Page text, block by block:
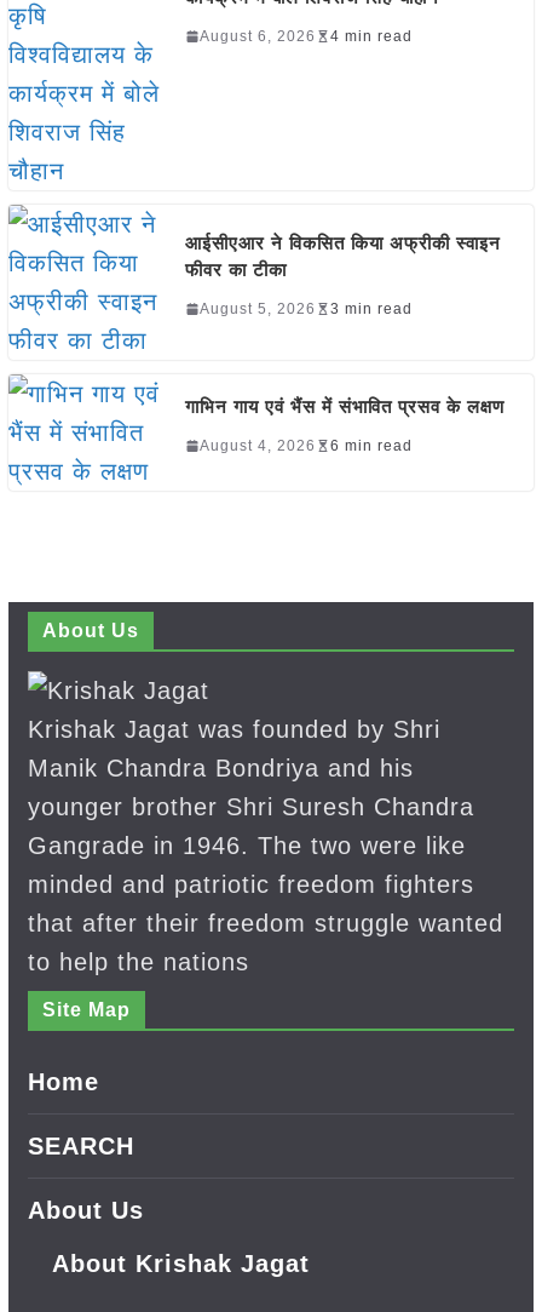
August 6, 2026 4 min read
आईसीएआर ने विकसित किया अफ्रीकी स्वाइन
फीवर का टीका
August 5, 2026 3 min read
गाभिन गाय एवं भैंस में संभावित प्रसव के लक्षण
August 4, 2026 6 min read
About Us
Krishak Jagat was founded by Shri
Manik Chandra Bondriya and his
younger brother Shri Suresh Chandra
Gangrade in 1946. The two were like
minded and patriotic freedom fighters
that after their freedom struggle wanted
to help the nations
Site Map
Home
SEARCH
About Us
About Krishak Jagat